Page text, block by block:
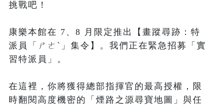
挑戰吧！
康樂本館在 7、8 月限定推出【畫蹤尋跡：特
派員「ㄕㄜˋ」集令】。我們正在緊急招募「實
習特派員」。
在這裡，你將獲得總部指揮官的最高授權，限
時翻閱高度機密的「煙路之源尋寶地圖」與任